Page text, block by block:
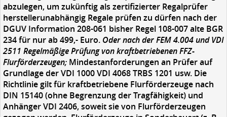
abzulegen, um zukünftig als zertifizierter Regalprüfer
herstellerunabhängig Regale prüfen zu dürfen nach der
DGUV Information 208-061 bisher Regel 108-007 alte BGR
234 für nur ab 499,- Euro. Oder nach der FEM 4.004 und VDI
2511 Regelmäßige Prüfung von kraftbetriebenen FFZ-
Flurförderzeugen; Mindestanforderungen an Prüfer auf
Grundlage der VDI 1000 VDI 4068 TRBS 1201 usw. Die
Richtlinie gilt für kraftbetriebene Flurförderzeuge nach
DIN 15140 (ohne Begrenzung der Tragfähigkeit) und
Anhänger VDI 2406, soweit sie von Flurförderzeugen